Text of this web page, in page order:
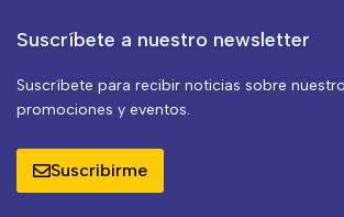
Suscríbete a nuestro newsletter
Suscríbete para recibir noticias sobre
promociones y eventos.
Suscribirme